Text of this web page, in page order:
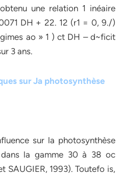
une relation 1 inéaire
DH + 22. 12 (r1 = 0, 9./)
ao » 1 ) ct DH – d~ficit
3 ans.
sur Ja photosynthèse
sur la photosynthèse
la gamme 30 à 38 oc
SAUGIER, 1993). Toutefo is,